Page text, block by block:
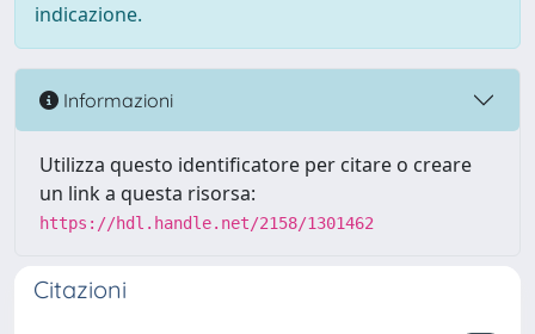
indicazione.
Informazioni
Utilizza questo identificatore per citare o creare
un link a questa risorsa:
https://hdl.handle.net/2158/1301462
Citazioni